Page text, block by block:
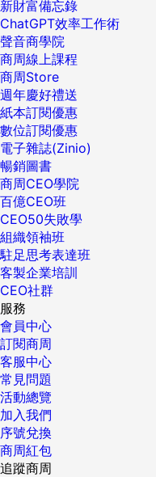
新財富備忘錄
ChatGPT效率工作術
聲音商學院
商周線上課程
商周Store
週年慶好禮送
紙本訂閱優惠
數位訂閱優惠
電子雜誌(Zinio)
暢銷圖書
商周CEO學院
百億CEO班
CEO50失敗學
組織領袖班
駐足思考表達班
客製企業培訓
CEO社群
服務
會員中心
訂閱商周
客服中心
常見問題
活動總覽
加入我們
序號兌換
商周紅包
追蹤商周